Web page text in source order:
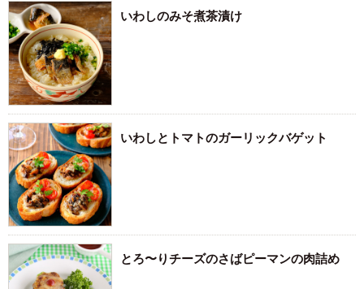
いわしのみそ煮茶漬け
いわしとトマトのガーリックバゲット
とろ〜りチーズのさばピーマンの肉詰め